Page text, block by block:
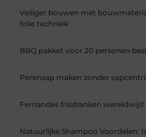
Veiliger bouwen met
folie techniek
BBQ pakket voor 20 personen
Perensap maken zonder
Fernandes frisdranken wereldwijd
Natuurlijke Shampoo Voordelen: